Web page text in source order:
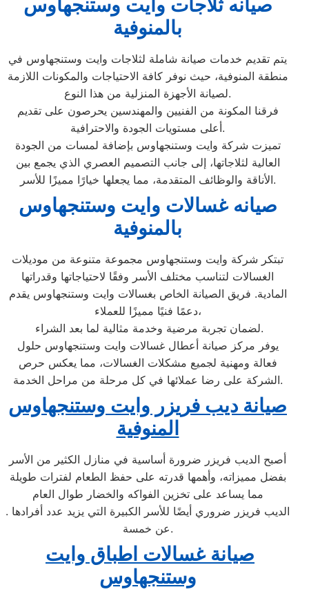
صيانه ثلاجات وايت وستنجهاوس
بالمنوفية
يتم تقديم خدمات صيانة شاملة لثلاجات وايت وستنجهاوس في
منطقة المنوفية، حيث نوفر كافة الاحتياجات والمكونات اللازمة
لصيانة الأجهزة المنزلية من هذا النوع.
فرقنا المكونة من الفنيين والمهندسين يحرصون على تقديم
أعلى مستويات الجودة والاحترافية.
تميزت شركة وايت وستنجهاوس بإضافة لمسات من الجودة
العالية لثلاجاتها، إلى جانب التصميم العصري الذي يجمع بين
الأناقة والوظائف المتقدمة، مما يجعلها خيارًا مميزًا للأسر.
صيانه غسالات وايت وستنجهاوس
بالمنوفية
تبتكر شركة وايت وستنجهاوس مجموعة متنوعة من موديلات
الغسالات لتناسب مختلف الأسر وفقًا لاحتياجاتها وقدراتها
المادية. فريق الصيانة الخاص بغسالات وايت وستنجهاوس يقدم
دعمًا فنيًا مميزًا للعملاء،
لضمان تجربة مرضية وخدمة مثالية لما بعد الشراء.
يوفر مركز صيانة أعطال غسالات وايت وستنجهاوس حلول
فعالة ومهنية لجميع مشكلات الغسالات، مما يعكس حرص
الشركة على رضا عملائها في كل مرحلة من مراحل الخدمة.
صيانة ديب فريزر وايت وستنجهاوس
المنوفية
أصبح الديب فريزر ضرورة أساسية في منازل الكثير من الأسر
بفضل مميزاته، وأهمها قدرته على حفظ الطعام لفترات طويلة
مما يساعد على تخزين الفواكه والخضار طوال العام
. الديب فريزر ضروري أيضًا للأسر الكبيرة التي يزيد عدد أفرادها
عن خمسة.
صيانة غسالات اطباق وايت
وستنجهاوس